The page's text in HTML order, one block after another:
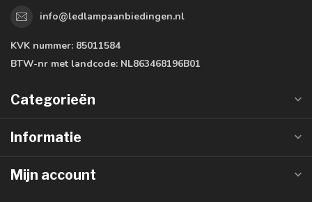
info@ledlampaanbiedingen.nl
KVK nummer: 85011584
BTW-nr met landcode: NL863468196B01
Categorieën
Informatie
Mijn account